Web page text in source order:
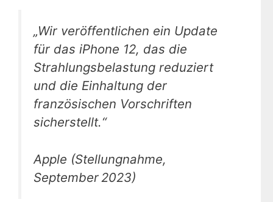
„Wir veröffentlichen ein Update
für das iPhone 12, das die
Strahlungsbelastung reduziert
und die Einhaltung der
französischen Vorschriften
sicherstellt.“
Apple (Stellungnahme,
September 2023)